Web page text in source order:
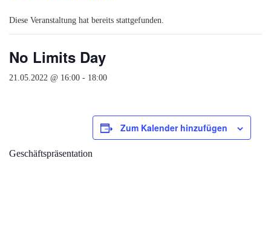
Diese Veranstaltung hat bereits stattgefunden.
No Limits Day
21.05.2022 @ 16:00 - 18:00
Geschäftspräsentation
Zum Kalender hinzufügen